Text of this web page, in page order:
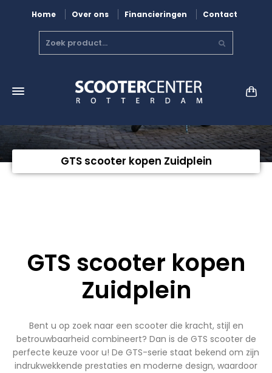
Home Over ons Financieringen Contact
GTS scooter kopen Zuidplein
GTS scooter kopen
Zuidplein
Bent u op zoek naar een scooter die kracht, stijl en
betrouwbaarheid combineert? Dan is de GTS scooter de
perfecte keuze voor u! De GTS-serie staat bekend om zijn
indrukwekkende prestaties en moderne design, waardoor